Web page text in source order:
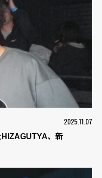
2025.11.07
HIZAGUTYA、新